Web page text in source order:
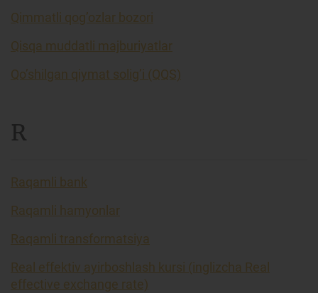
Qimmatli qog’ozlar bozori
Qisqa muddatli majburiyatlar
Qo’shilgan qiymat solig’i (QQS)
R
Raqamli bank
Raqamli hamyonlar
Raqamli transformatsiya
Real effektiv ayirboshlash kursi (inglizcha Real
effective exchange rate)